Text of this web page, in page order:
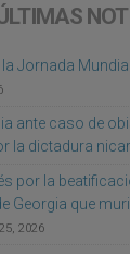
Jornada
ante caso de
la dictadura
por la
Georgia que
2026